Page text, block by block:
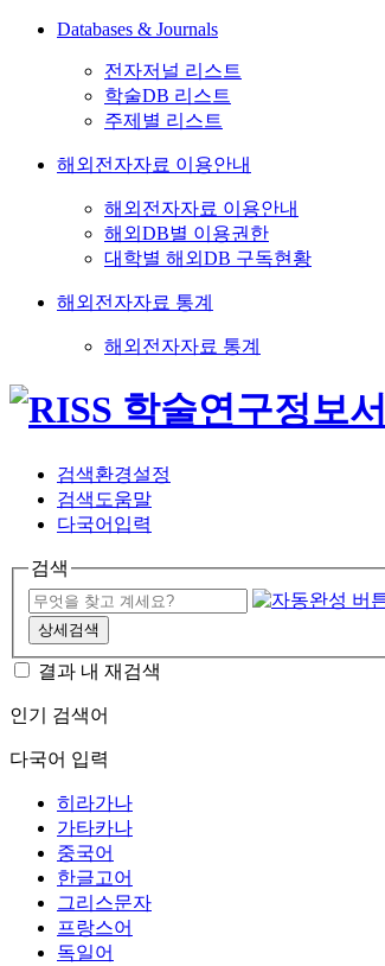
Databases & Journals
전자저널 리스트
학술DB 리스트
주제별 리스트
해외전자자료 이용안내
해외전자자료 이용안내
해외DB별 이용권한
대학별 해외DB 구독현황
해외전자자료 통계
해외전자자료 통계
검색환경설정
검색도움말
다국어입력
검색
상세검색
결과 내 재검색
인기 검색어
다국어 입력
히라가나
가타카나
중국어
한글고어
그리스문자
프랑스어
독일어